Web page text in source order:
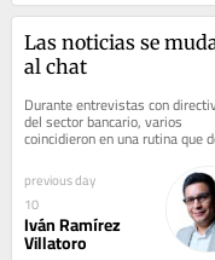
Las noticias se
al chat
Durante entrevistas con
del sector bancario, varios
coincidieron en una rutina que
mucho sobre la forma en que
consumían...
previous day
10
Iván Ramírez
Villatoro